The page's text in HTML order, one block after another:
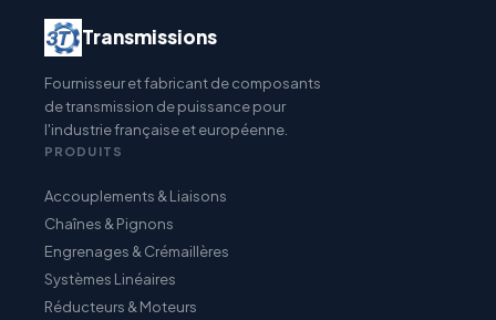
Transmissions
Fournisseur et fabricant de composants
de transmission de puissance pour
l'industrie française et européenne.
PRODUITS
Accouplements & Liaisons
Chaînes & Pignons
Engrenages & Crémaillères
Systèmes Linéaires
Réducteurs & Moteurs